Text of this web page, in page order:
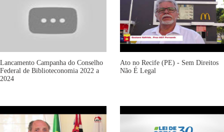
Lancamento Campanha do Conselho
Federal de Biblioteconomia 2022 a
2024
Ato no Recife (PE) - Sem Direitos
Não É Legal